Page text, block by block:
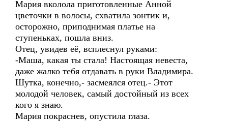
Мария вколола приготовленные Анной
цветочки в волосы, схватила зонтик и,
осторожно, приподнимая платье на
ступеньках, пошла вниз.
Отец, увидев её, всплеснул руками:
-Маша, какая ты стала! Настоящая невеста,
даже жалко тебя отдавать в руки Владимира.
Шутка, конечно,- засмеялся отец.- Этот
молодой человек, самый достойный из всех
кого я знаю.
Мария покраснев, опустила глаза.